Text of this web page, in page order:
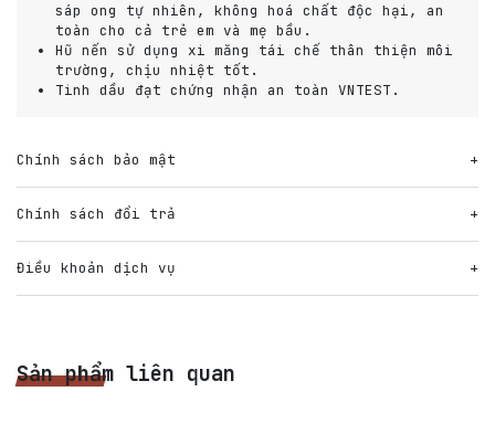
sáp ong tự nhiên, không hoá chất độc hại, an
toàn cho cả trẻ em và mẹ bầu.
Hũ nến sử dụng xi măng tái chế thân thiện môi
trường, chịu nhiệt tốt.
Tinh dầu đạt chứng nhận an toàn VNTEST.
Chính sách bảo mật
Chính sách đổi trả
Điều khoản dịch vụ
Sản phẩm liên quan